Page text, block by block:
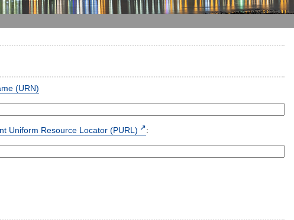
(URN)
Uniform Resource Locator (PURL) :